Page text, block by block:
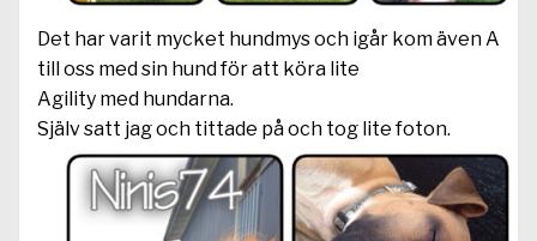
Det har varit mycket hundmys och igår kom även A
till oss med sin hund för att köra lite
Agility med hundarna.
Själv satt jag och tittade på och tog lite foton.